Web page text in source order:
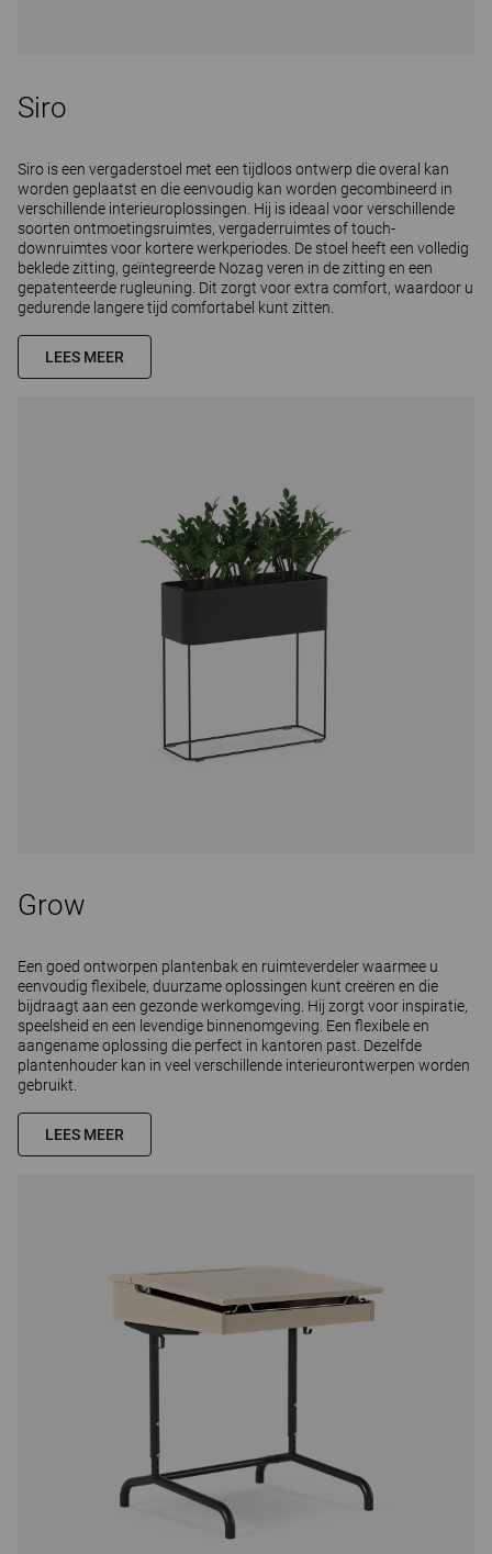
Siro
Siro is een vergaderstoel met een tijdloos ontwerp die overal kan
worden geplaatst en die eenvoudig kan worden gecombineerd in
verschillende interieuroplossingen. Hij is ideaal voor verschillende
soorten ontmoetingsruimtes, vergaderruimtes of touch-
downruimtes voor kortere werkperiodes. De stoel heeft een volledig
beklede zitting, geïntegreerde Nozag veren in de zitting en een
gepatenteerde rugleuning. Dit zorgt voor extra comfort, waardoor u
gedurende langere tijd comfortabel kunt zitten.
LEES MEER
Grow
Een goed ontworpen plantenbak en ruimteverdeler waarmee u
eenvoudig flexibele, duurzame oplossingen kunt creëren en die
bijdraagt aan een gezonde werkomgeving. Hij zorgt voor inspiratie,
speelsheid en een levendige binnenomgeving. Een flexibele en
aangename oplossing die perfect in kantoren past. Dezelfde
plantenhouder kan in veel verschillende interieurontwerpen worden
gebruikt.
LEES MEER